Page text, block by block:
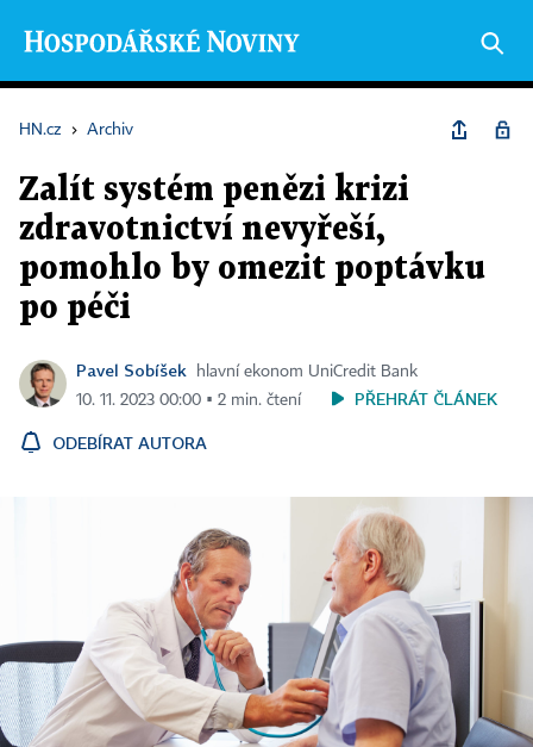
HN.cz › Archiv
Zalít systém penězi krizi
zdravotnictví nevyřeší,
pomohlo by omezit poptávku
po péči
Pavel Sobíšek
hlavní ekonom UniCredit Bank
10. 11. 2023 00:00 ▪ 2 min. čtení
PŘEHRÁT ČLÁNEK
ODEBÍRAT AUTORA